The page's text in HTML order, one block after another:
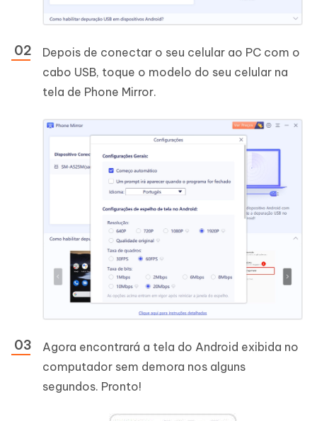
Depois de conectar o seu celular ao PC com o
cabo USB, toque o modelo do seu celular na
tela de Phone Mirror.
Agora encontrará a tela do Android exibida no
computador sem demora nos alguns
segundos. Pronto!